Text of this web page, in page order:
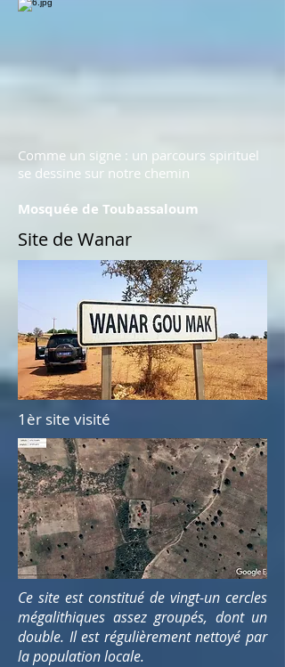
Comme un signe : un parcours spirituel
se dessine sur notre chemin
Mosquée de Toubassaloum
Site de Wanar
1èr site visité
Ce site est constitué de vingt-un cercles
mégalithiques assez groupés, dont un
double. Il est régulièrement nettoyé par
la population locale.